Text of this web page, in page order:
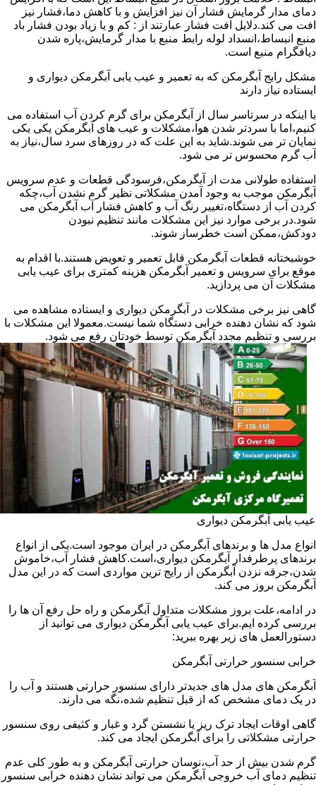
دمای مدار گرمایش فشار آن نیز افزایش و با کاهش دما،فشار نیز
افت می کند.دلایل افت فشار عبارتند از : کم و یا زیاد بودن فشار باد
منبع انبساط،انسداد لوله رابط منبع با مدار گرمایش،پاره شدن
دیافگرام منبع است.
مشکل رایج آبگرمکن که به تعمیر و عیب یابی آبگرمکن دیواری و
ایستاده نیاز دارند
با اینکه در سرتاسر سال از آبگرمکن برای گرم کردن آب استفاده می
کنیم،اما با سردتر شدن هوا،مشکلات و عیب های آبگرمکن یکی یکی
نمایان تر می شوند.شاید به این علت که در روزهای سرد سال،نیاز به
آب گرم محسوس تر می شود.
استفاده طولانی مدت از آبگرمکن،فرسودگی قطعات و عدم سرویس
آبگرمکن موجب به وجود آمدن مشکلاتی نظیر گرم نشدن آب،چکه
کردن آب از دستگاه،تغییر رنگ آب و کاهش فشار آب آبگرمکن می
شود.در برخی موارد نیز این مشکلات مانند تنظیم نبودن
دودکش،ممکن است خطرساز شوند.
خوشبختانه قطعات آبگرمکن قابل تعمیر و تعویض هستند.با اقدام به
موقع برای سرویس و تعمیر آبگرمکن هزینه کمتری برای عیب یابی
مشکلات آن می پردازید.
گاهی نیز برخی مشکلات در آبگرمکن دیواری و ایستاده مشاهده می
شود که نشان دهنده خرابی دستگاه شما نیست.معمولا این مشکلات با
بررسی و تنظیم مجدد آبگرمکن توسط خودتان رفع می شود.
عیب یابی آبگرمکن دیواری
انواع مدل ها و برندهای آبگرمکن در ایران موجود است.یکی از انواع
برندهای پرطرفدار آبگرمکن دیواری،است.کاهش فشار آب،خاموش
شدن،جرقه نزدن آبگرمکن از رایج ترین مواردی است که در این مدل
آبگرمکن بروز می کند.
در ادامه،علت بروز مشکلات متداول آبگرمکن و راه حل رفع آن ها را
بررسی کرده ایم.برای عیب یابی آبگرمکن دیواری می توانید از
دستورالعمل های زیر بهره ببرید:
خرابی سنسور حرارتی آبگرمکن
آبگرمکن های مدل های جدیدتر دارای سنسور حرارتی هستند و آب را
در یک دمای مشخص که از قبل تنظیم شده،نگه می دارند.
گاهی اوقات ایجاد ترک ریز یا نشستن گرد و غبار و کثیفی روی سنسور
حرارتی مشکلاتی را برای آبگرمکن ایجاد می کند.
گرم شدن بیش از حد آب،نوسان حرارتی آبگرمکن و به طور کلی عدم
تنظیم دمای آب خروجی آبگرمکن می تواند نشان دهنده خرابی سنسور